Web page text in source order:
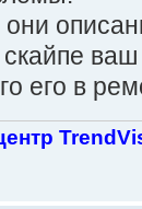
его в